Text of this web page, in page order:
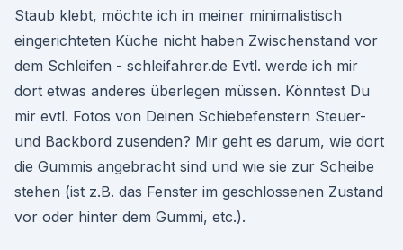
Staub klebt, möchte ich in meiner minimalistisch
eingerichteten Küche nicht haben Zwischenstand vor
dem Schleifen - schleifahrer.de Evtl. werde ich mir
dort etwas anderes überlegen müssen. Könntest Du
mir evtl. Fotos von Deinen Schiebefenstern Steuer-
und Backbord zusenden? Mir geht es darum, wie dort
die Gummis angebracht sind und wie sie zur Scheibe
stehen (ist z.B. das Fenster im geschlossenen Zustand
vor oder hinter dem Gummi, etc.).